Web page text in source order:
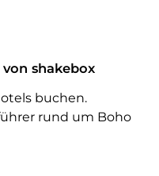
shakebox
buchen.
rund um Boho